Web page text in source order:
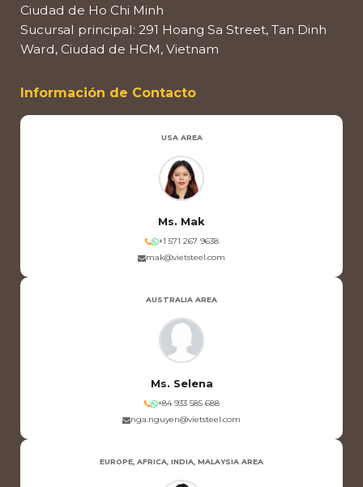
Ciudad de Ho Chi Minh
Sucursal principal: 291 Hoang Sa Street, Tan Dinh
Ward, Ciudad de HCM, Vietnam
Información de Contacto
USA AREA
Ms. Mak
+1 571 267 9638
mak@vietsteel.com
AUSTRALIA AREA
Ms. Selena
+84 933 585 688
nga.nguyen@vietsteel.com
EUROPE, AFRICA, INDIA, MALAYSIA AREA